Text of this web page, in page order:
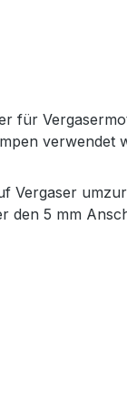
für
verwendet
Vergaser
5 mm